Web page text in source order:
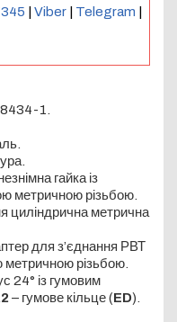
Viber Telegram
1.
гайка із
метричною різьбою.
циліндрична метрична
для з’єднання РВТ
метричною різьбою.
24° із гумовим
– гумове кільце (ED).